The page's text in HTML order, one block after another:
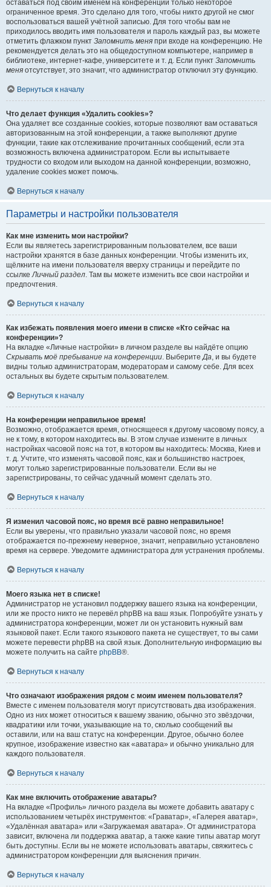
оставаться под своим именем на конференции только некоторое
ограниченное время. Это сделано для того, чтобы никто другой не смог
воспользоваться вашей учётной записью. Для того чтобы вам не
приходилось вводить имя пользователя и пароль каждый раз, вы можете
отметить флажком пункт Запомнить меня при входе на конференцию. Не
рекомендуется делать это на общедоступном компьютере, например в
библиотеке, интернет-кафе, университете и т. д. Если пункт Запомнить
меня отсутствует, это значит, что администратор отключил эту функцию.
Вернуться к началу
Что делает функция «Удалить cookies»?
Она удаляет все созданные cookies, которые позволяют вам оставаться
авторизованным на этой конференции, а также выполняют другие
функции, такие как отслеживание прочитанных сообщений, если эта
возможность включена администратором. Если вы испытываете
трудности со входом или выходом на данной конференции, возможно,
удаление cookies может помочь.
Вернуться к началу
Параметры и настройки пользователя
Как мне изменить мои настройки?
Если вы являетесь зарегистрированным пользователем, все ваши
настройки хранятся в базе данных конференции. Чтобы изменить их,
щёлкните на имени пользователя вверху страницы и перейдите по
ссылкеЛичный раздел. Там вы можете изменить все свои настройки и
предпочтения.
Вернуться к началу
Как избежать появления моего имени в списке «Кто сейчас на
конференции»?
На вкладке «Личные настройки» в личном разделе вы найдёте опцию
Скрывать моё пребывание на конференции. ВыберитеДа, и вы будете
видны только администраторам, модераторам и самому себе. Для всех
остальных вы будете скрытым пользователем.
Вернуться к началу
На конференции неправильное время!
Возможно, отображается время, относящееся к другому часовому поясу, а
не к тому, в котором находитесь вы. В этом случае измените в личных
настройках часовой пояс на тот, в котором вы находитесь: Москва, Киев и
т. д. Учтите, что изменять часовой пояс, как и большинство настроек,
могут только зарегистрированные пользователи. Если вы не
зарегистрированы, то сейчас удачный момент сделать это.
Вернуться к началу
Я изменил часовой пояс, но время всё равно неправильное!
Если вы уверены, что правильно указали часовой пояс, но время
отображается по-прежнему неверное, значит, неправильно установлено
время на сервере. Уведомите администратора для устранения проблемы.
Вернуться к началу
Моего языка нет в списке!
Администратор не установил поддержку вашего языка на конференции,
или же просто никто не перевёл phpBB на ваш язык. Попробуйте узнать у
администратора конференции, может ли он установить нужный вам
языковой пакет. Если такого языкового пакета не существует, то вы сами
можете перевести phpBB на свой язык. Дополнительную информацию вы
можете получить на сайте phpBB®.
Вернуться к началу
Что означают изображения рядом с моим именем пользователя?
Вместе с именем пользователя могут присутствовать два изображения.
Одно из них может относиться к вашему званию, обычно это звёздочки,
квадратики или точки, указывающие на то, сколько сообщений вы
оставили, или на ваш статус на конференции. Другое, обычно более
крупное, изображение известно как «аватара» и обычно уникально для
каждого пользователя.
Вернуться к началу
Как мне включить отображение аватары?
На вкладке «Профиль» личного раздела вы можете добавить аватару с
использованием четырёх инструментов: «Граватар», «Галерея аватар»,
«Удалённая аватара» или «Загружаемая аватара». От администратора
зависит, включена ли поддержка аватар, а также какие типы аватар могут
быть доступны. Если вы не можете использовать аватары, свяжитесь с
администратором конференции для выяснения причин.
Вернуться к началу